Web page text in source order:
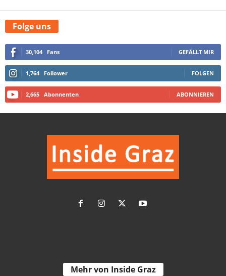
Folge uns
30,104 Fans GEFÄLLT MIR
1,764 Follower FOLGEN
2,665 Abonnenten ABONNIEREN
Mehr von Inside Graz